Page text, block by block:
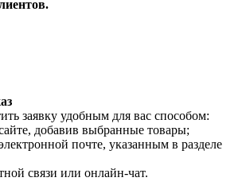
заявку удобным для вас способом:
добавив выбранные товары;
почте, указанным в разделе
связи или онлайн-чат.